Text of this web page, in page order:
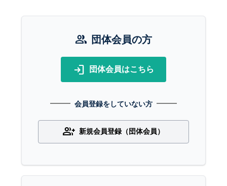
group 団体会員の方
login 団体会員はこちら
会員登録をしていない方
group_add 新規会員登録（団体会員）